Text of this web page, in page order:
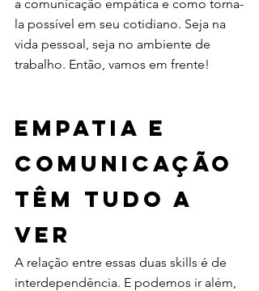
a comunicação empática e como torna-
la possível em seu cotidiano. Seja na
vida pessoal, seja no ambiente de
trabalho. Então, vamos em frente!
Empatia e
Comunicação
têm tudo a
ver
A relação entre essas duas skills é de
interdependência. E podemos ir além,